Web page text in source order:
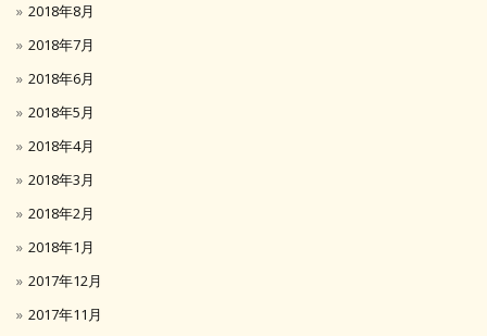
2018年8月
2018年7月
2018年6月
2018年5月
2018年4月
2018年3月
2018年2月
2018年1月
2017年12月
2017年11月